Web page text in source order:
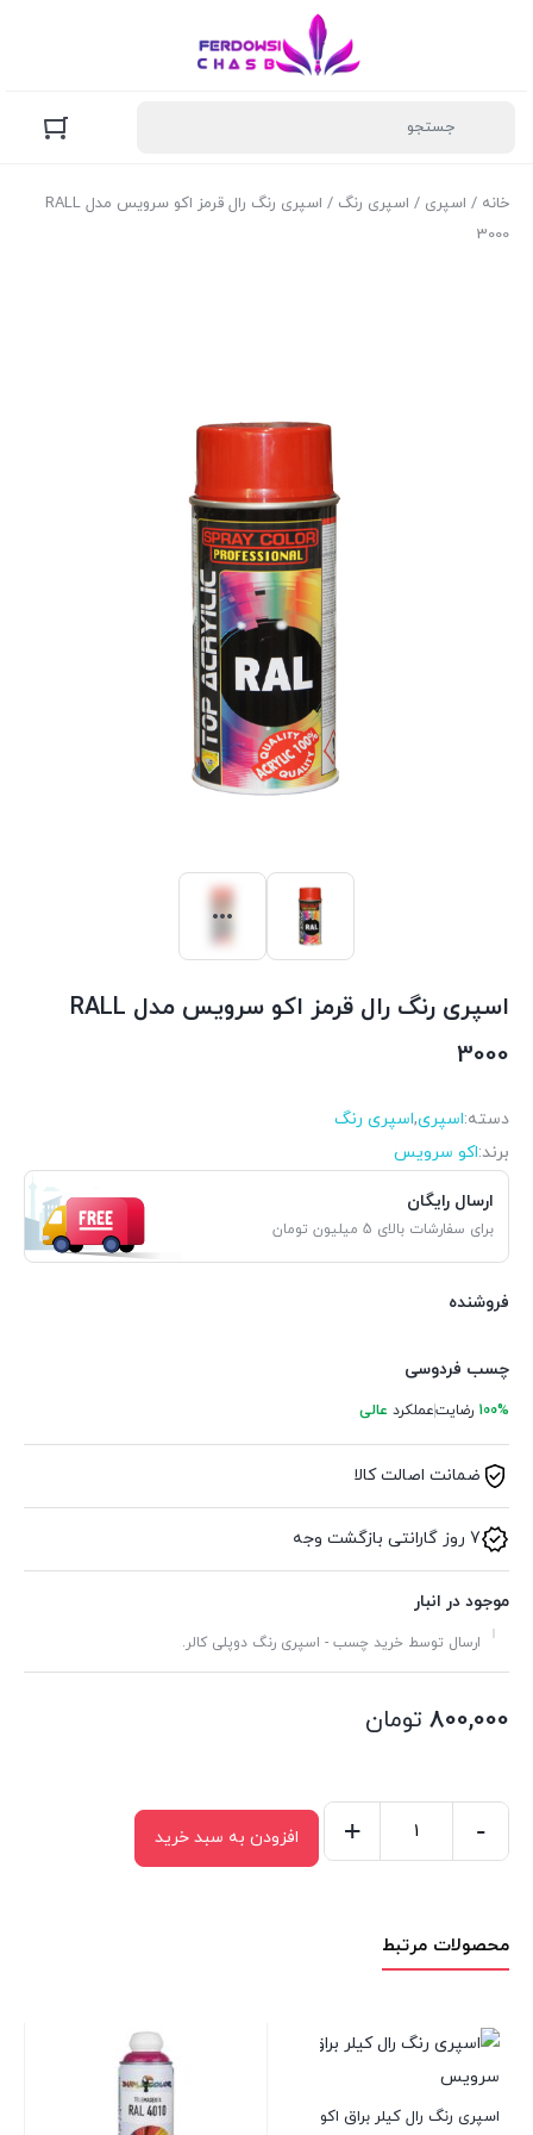
خانه / اسپری / اسپری رنگ
/ اسپری رنگ رال قرمز اکو سرویس مدل RALL
3000
اسپری رنگ رال قرمز اکو سرویس مدل RALL
3000
دسته:اسپری,اسپری رنگ
برند:اکو سرویس
ارسال رایگان
برای سفارشات بالای 5 میلیون تومان
فروشنده
چسب فردوسی
100% رضایتعملکرد عالی
ضمانت اصالت کالا
7 روز گارانتی بازگشت وجه
موجود در انبار
ارسال توسط خرید چسب - اسپری رنگ دوپلی کالر.
800,000 تومان
قرمز
مدل
RALL
3000
-
+ افزودن به سبد خرید
محصولات مرتبط
اسپری رنگ رال کیلر براق اکو